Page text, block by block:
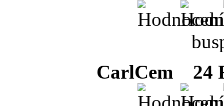
CarlCem
24